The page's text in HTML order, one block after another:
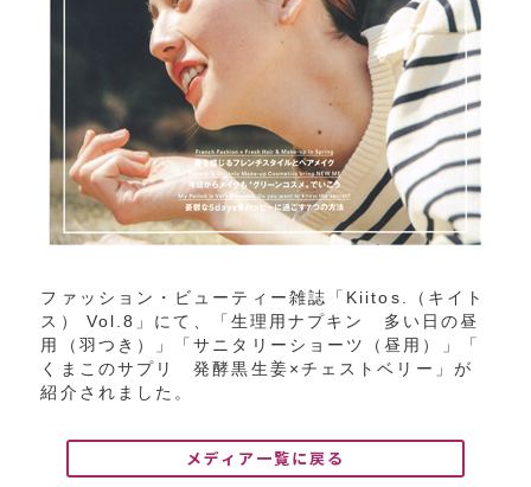
ファッション・ビューティー雑誌「 Kiitos.
（キイト
ス）
Vol.8 」にて、「生理用ナプキン 多い日の昼
用（羽つき）」「サニタリーショーツ（昼用）」「
くまこのサプリ 発酵黒生姜×チェストベリー」が
紹介 されました 。
メディア一覧に戻る